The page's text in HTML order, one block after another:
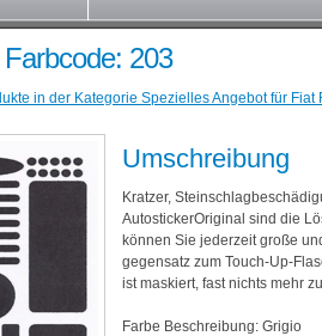
203
in der Kategorie Spezielles Angebot für Fiat
Umschreibung
Kratzer,
AutostickerOriginal sind die
können Sie jederzeit große
gegensatz zum Touch-Up-
ist maskiert, fast nichts mehr
Farbe Beschreibung: Grigio